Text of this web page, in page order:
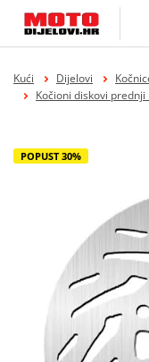
Kući Dijelovi
Kočioni diskovi prednji
POPUST 30%